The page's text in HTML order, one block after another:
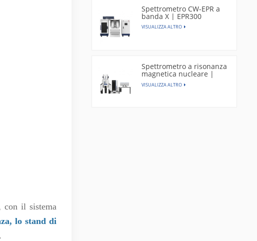
con il sistema
lo stand di
.
Spettrometro CW-EPR a
banda X | EPR300
VISUALIZZA ALTRO
Spettrometro a risonanza
magnetica nucleare |
CAN400
VISUALIZZA ALTRO